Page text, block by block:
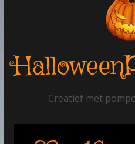
Creatief met